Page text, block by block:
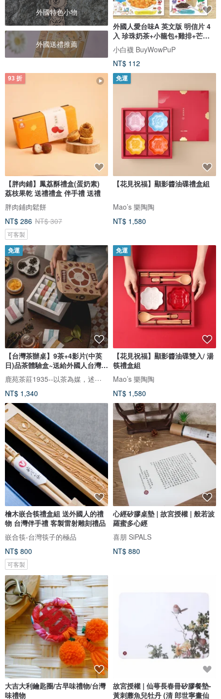
外國特色小物
外國送禮推薦
外國人愛台味A 英文版 明信片 4
入 珍珠奶茶+小籠包+雞排+芒果
冰
小白襪 BuyWowPuP
NT$ 112
93 折
【胖肉鋪】鳳荔酥禮盒(蛋奶素)
荔枝果乾 送禮禮盒 伴手禮 送禮
胖肉鋪肉鬆餅
NT$ 286 NT$ 307
可客製
免運
【花見祝福】顯影醬油碟禮盒組
Mao’s 樂陶陶
NT$ 1,580
免運
【台灣茶辦桌】9茶+4影片(中英
日)品茶體驗盒~送給外國人台灣伴
手
鹿苑茶莊1935--以茶為媒，述說台灣島嶼的故事與溫暖
NT$ 1,340
免運
【花見祝福】顯影醬油碟雙入/ 湯
筷禮盒組
Mao’s 樂陶陶
NT$ 1,580
檜木嵌合筷禮盒組 送外國人的禮
物 台灣伴手禮 客製雷射雕刻禮品
嵌合筷-台灣筷子的極品
NT$ 800
可客製
心經矽膠桌墊 | 故宮授權 | 般若波
羅蜜多心經
喜朋 SiPALS
NT$ 880
大吉大利鑰匙圈/古早味禮物/台灣
味禮物
故宮授權 | 仙萼長春冊矽膠餐墊-
黃刺蘼魚兒牡丹 (清 郎世寧畫仙